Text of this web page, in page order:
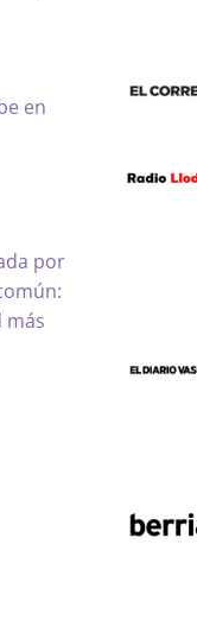
en
por
más